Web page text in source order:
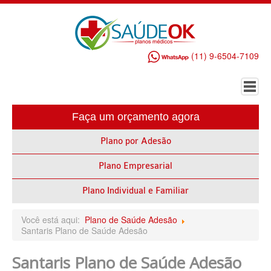
(11) 9-6504-7109
PLANO DE SAÚDE EMPRESARIAL
ALLIANZ PLANO DE SAÚDE EMPRESARIAL
AMEPLAN PLANO DE SAÚDE EMPRESARIAL
BIO SAÚDE PLANO DE SAÚDE EMPRESARIAL
BIOVIDA PLANO DE SAÚDE EMPRESARIAL
Faça um orçamento agora
Plano por Adesão
Plano Empresarial
Plano Individual e Familiar
Você está aqui: Plano de Saúde Adesão
Santaris Plano de Saúde Adesão
Santaris Plano de Saúde Adesão